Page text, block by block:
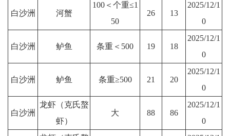
白沙洲 河蟹
100＜个重≤1
50
26 13
2025/12/1
0
白沙洲 鲈鱼 条重＜500 19 18
2025/12/1
0
白沙洲 鲈鱼 条重≥500 21 20
2025/12/1
0
白沙洲
龙虾（克氏螯
虾）
大 88 86
2025/12/1
0